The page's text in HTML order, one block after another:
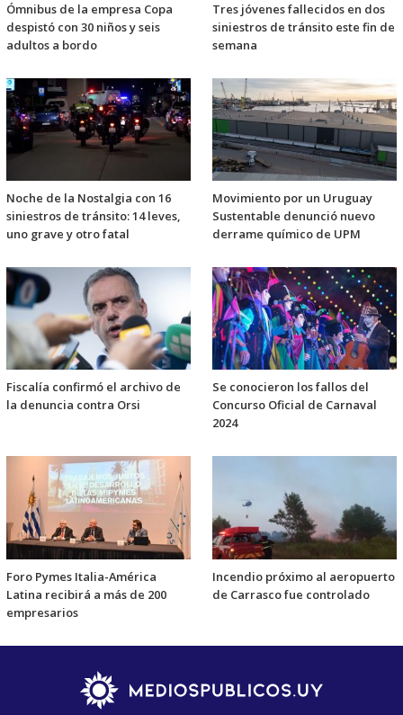
Ómnibus de la empresa Copa
despistó con 30 niños y seis
adultos a bordo
Tres jóvenes fallecidos en dos
siniestros de tránsito este fin de
semana
Noche de la Nostalgia con 16
siniestros de tránsito: 14 leves,
uno grave y otro fatal
Movimiento por un Uruguay
Sustentable denunció nuevo
derrame químico de UPM
Fiscalía confirmó el archivo de
la denuncia contra Orsi
Se conocieron los fallos del
Concurso Oficial de Carnaval
2024
Foro Pymes Italia-América
Latina recibirá a más de 200
empresarios
Incendio próximo al aeropuerto
de Carrasco fue controlado